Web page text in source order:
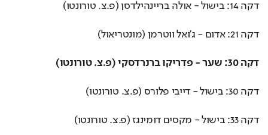
דקה 14: בישול - אולה בריינהילדסן (פ.צ. טורונטו)
דקה 21: אדום - ג'ואל ווטרמן (מונטריאול)
דקה 30: שער - פדריקו ברנרדסקי (פ.צ. טורונטו)
דקה 30: בישול - דייבי פלורס (פ.צ. טורונטו)
דקה 33: בישול - מקסים דומינגז (פ.צ. טורונטו)